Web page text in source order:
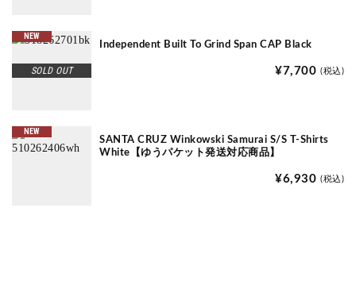
NEW
SOLD OUT
Independent Built To Grind Span CAP Black
¥7,700 (税込)
NEW
SANTA CRUZ Winkowski Samurai S/S T-Shirts
White【ゆうパケット発送対応商品】
¥6,930 (税込)